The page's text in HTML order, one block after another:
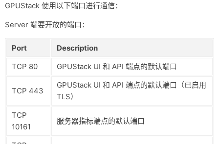
GPUStack 使用以下端口进行通信：
Server 端要开放的端口：
Port
Description
TCP 80
GPUStack UI 和 API 端点的默认端口
TCP 443
GPUStack UI 和 API 端点的默认端口（已启用
TLS）
TCP
10161
服务器指标端点的默认端口